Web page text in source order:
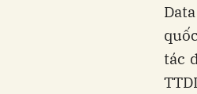
tác